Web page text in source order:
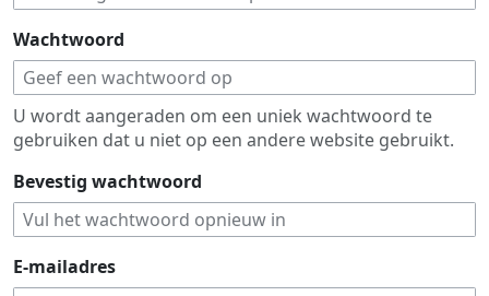
Wachtwoord
U wordt aangeraden om een uniek wachtwoord te
gebruiken dat u niet op een andere website gebruikt.
Bevestig wachtwoord
E-mailadres